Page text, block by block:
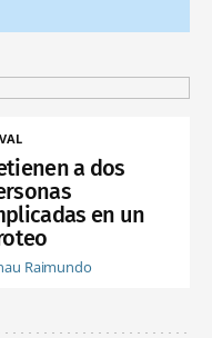
a dos
en un
Raimundo